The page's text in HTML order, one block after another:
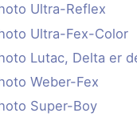
Ultra-Reflex
Ultra-Fex-Color
Lutac, Delta er
Weber-Fex
Super-Boy